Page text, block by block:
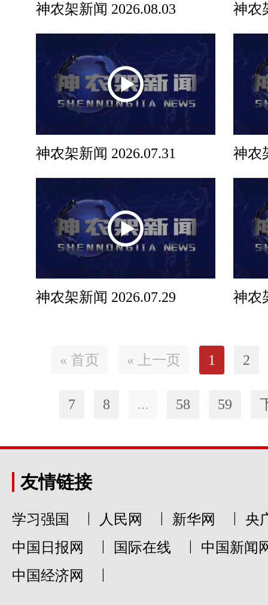
神农架新闻 2026.08.03 神农
神农架新闻 2026.07.31 神农
神农架新闻 2026.07.29 神农
« 首页 « 上一页 1 2
7 8 ... 58 59
友情链接
学习强国 人民网 新华网
央
中国日报网
国际在线
中国新闻
中国经济网